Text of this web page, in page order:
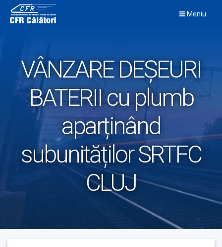
content
Meniu
VÂNZARE DEȘEURI
BATERII cu plumb
aparținând
subunităților SRTFC
CLUJ